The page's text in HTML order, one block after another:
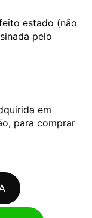
estado (não
pelo
em
para comprar